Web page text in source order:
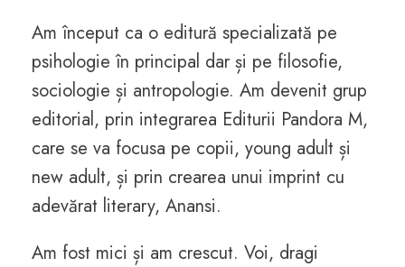
Am început ca o editură specializată pe
psihologie în principal dar și pe filosofie,
sociologie și antropologie. Am devenit grup
editorial, prin integrarea Editurii Pandora M,
care se va focusa pe copii, young adult și
new adult, și prin crearea unui imprint cu
adevărat literary, Anansi.
Am fost mici și am crescut. Voi, dragi